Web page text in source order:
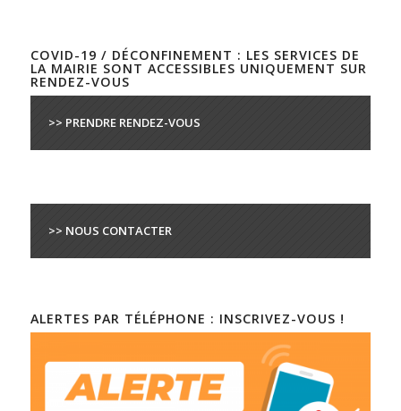
COVID-19 / DÉCONFINEMENT : LES SERVICES DE
LA MAIRIE SONT ACCESSIBLES UNIQUEMENT SUR
RENDEZ-VOUS
>> PRENDRE RENDEZ-VOUS
>> NOUS CONTACTER
ALERTES PAR TÉLÉPHONE : INSCRIVEZ-VOUS !